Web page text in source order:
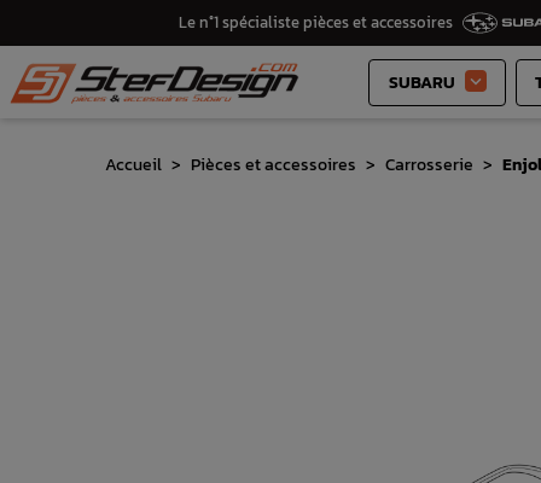
Le n°1 spécialiste pièces et accessoires
SUBARU 
Accueil Pièces et accessoires Carrosserie